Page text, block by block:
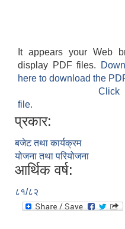
It appears your Web
display PDF files.
here to download the
Click
file.
प्रकार:
बजेट तथा कार्यक्रम
योजना तथा परियोजना
आर्थिक वर्ष:
८१/८२